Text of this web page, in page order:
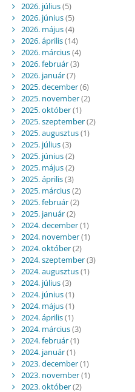
2026. július(5)
2026. június(5)
2026. május(4)
2026. április(14)
2026. március(4)
2026. február(3)
2026. január(7)
2025. december(6)
2025. november(2)
2025. október(1)
2025. szeptember(2)
2025. augusztus(1)
2025. július(3)
2025. június(2)
2025. május(2)
2025. április(3)
2025. március(2)
2025. február(2)
2025. január(2)
2024. december(1)
2024. november(1)
2024. október(2)
2024. szeptember(3)
2024. augusztus(1)
2024. július(3)
2024. június(1)
2024. május(1)
2024. április(1)
2024. március(3)
2024. február(1)
2024. január(1)
2023. december(1)
2023. november(1)
2023. október(2)